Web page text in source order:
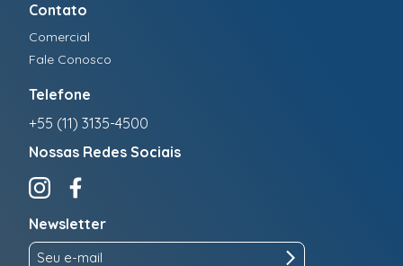
Contato
Comercial
Fale Conosco
Telefone
+55 (11) 3135-4500
Nossas Redes Sociais
Newsletter